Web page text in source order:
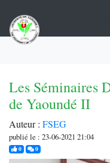
Les Séminaires
de Yaoundé II
Auteur : FSEG
publié le : 23-06-2021 21:04
0j'aime0commentaires